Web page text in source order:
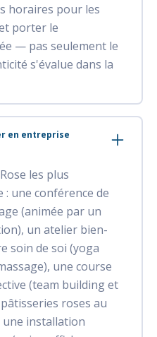
horaires pour les
porter le
— pas seulement le
s'évalue dans la
en entreprise
les plus
une conférence de
(animée par un
un atelier bien-
soin de soi (yoga
une course
(team building et
roses au
une installation